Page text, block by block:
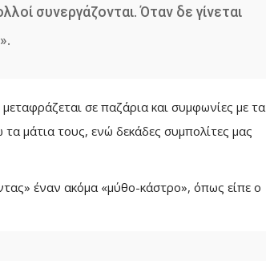
συνεργάζονται. Όταν δε γίνεται
σε παζάρια και συμφωνίες με τα
μάτια τους, ενώ δεκάδες συμπολίτες μας
έναν ακόμα «μύθο-κάστρο», όπως είπε ο